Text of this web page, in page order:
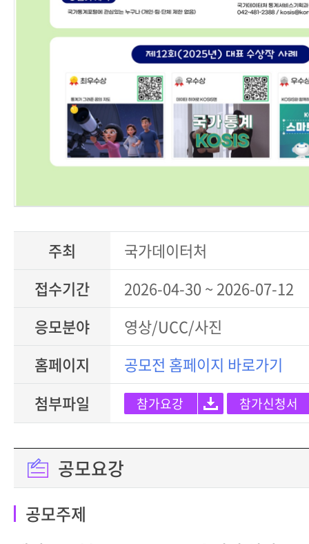
주최
국가데이터처
접수기간
2026-04-30 ~ 2026-07-12
응모분야
영상/UCC/사진
홈페이지
공모전 홈페이지 바로가기
첨부파일
참가요강 참가신청서
공모요강
공모주제